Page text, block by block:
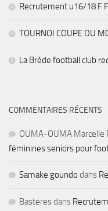
Recrutement u16/18 F
TOURNOI COUPE DU
La Brède football club
COMMENTAIRES RÉCENTS
OUMA-OUMA Marcelle
féminines seniors pour
Samake goundo dans
Basteresdans